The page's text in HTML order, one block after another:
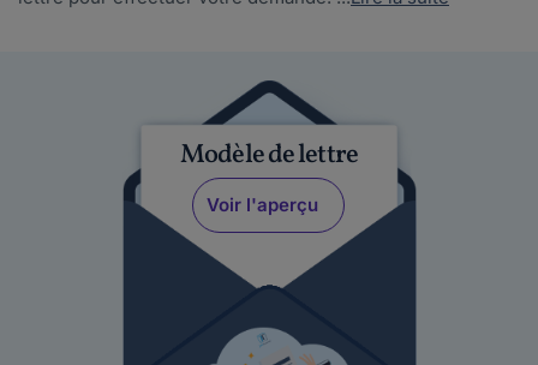
Modèle de lettre
Voir l'aperçu